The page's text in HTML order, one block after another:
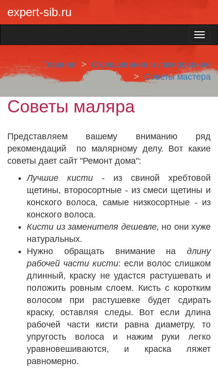
expert-sib.ru
Главная
Окрашивание и лакирование
Советы мастера
Советы маляра
Представляем вашему вниманию ряд
рекомендаций по малярному делу. Вот какие
советы дает сайт "Ремонт дома":
Лучшие кисти - из свиной хребтовой
щетины, второсортные - из смеси щетины и
конского волоса, самые низкосортные - из
конского волоса.
Кисти из заменителя дешевле, но они хуже
натуральных.
Нужно обращать внимание на длину
рабочей части кисти: если волос слишком
длинный, краску не удастся растушевать и
положить ровным слоем. Кисть с коротким
волосом при растушевке будет сдирать
краску, оставляя следы. Вот если длина
рабочей части кисти равна диаметру, то
упругость волоса и нажим руки легко
уравновешиваются, и краска ляжет
равномерно.